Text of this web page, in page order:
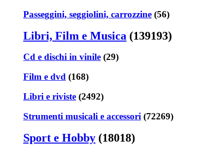
Passeggini, seggiolini, carrozzine (56)
Libri, Film e Musica (139193)
Cd e dischi in vinile (29)
Film e dvd (168)
Libri e riviste (2492)
Strumenti musicali e accessori (72269)
Sport e Hobby (18018)